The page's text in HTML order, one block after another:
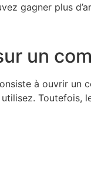
gagner plus
un
à ouvrir
Toutefois,